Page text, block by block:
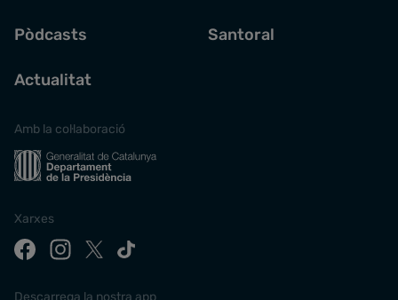
Pòdcasts
Actualitat
Santoral
Amb la col·laboració
Xarxes
Descarrega la nostra app